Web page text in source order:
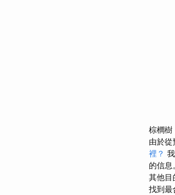
棕櫚樹
由於從
裡？
的信息
其他目
找到最